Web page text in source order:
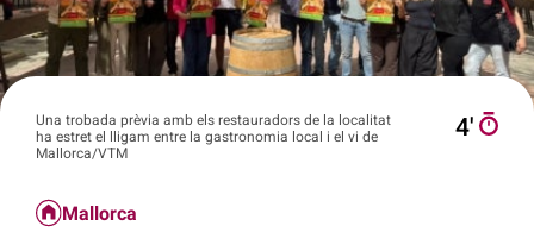
Una trobada prèvia amb els restauradors de la localitat
ha estret el lligam entre la gastronomia local i el vi de
Mallorca/VTM
4′
Mallorca